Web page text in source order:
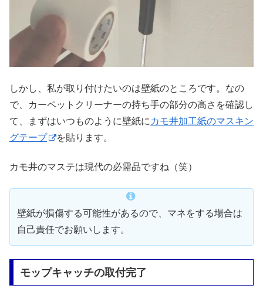
しかし、私が取り付けたいのは壁紙のところです。なの
で、カーペットクリーナーの持ち手の部分の高さを確認し
て、まずはいつものように壁紙に カモ井加工紙のマスキン
グテープ
を貼ります。
カモ井のマステは現代の必需品ですね（笑）
壁紙が損傷する可能性があるので、マネをする場合は
自己責任でお願いします。
モップキャッチの取付完了